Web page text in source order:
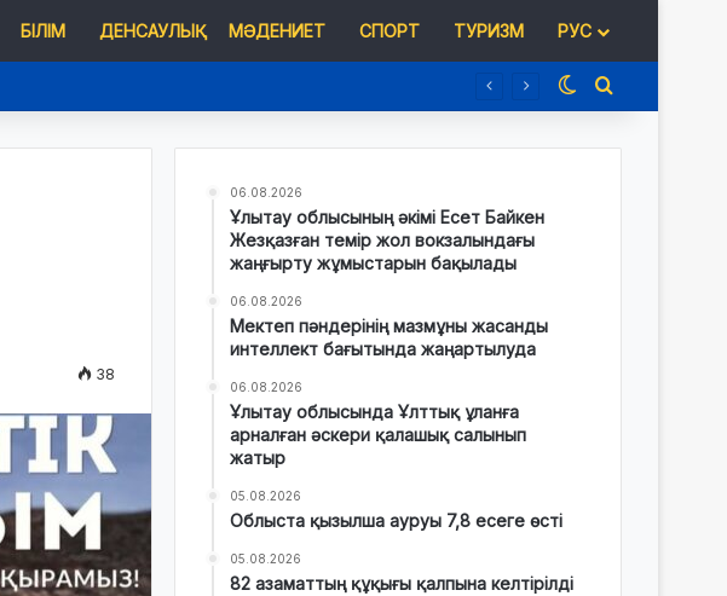
БІЛІМ ДЕНСАУЛЫҚ МӘДЕНИЕТ СПОРТ ТУРИЗМ РУС
Switch skin
Іздеу
38
06.08.2026
Ұлытау облысының әкімі Есет Байкен
Жезқазған темір жол вокзалындағы
жаңғырту жұмыстарын бақылады
06.08.2026
Мектеп пәндерінің мазмұны жасанды
интеллект бағытында жаңартылуда
06.08.2026
Ұлытау облысында Ұлттық ұланға
арналған әскери қалашық салынып
жатыр
05.08.2026
Облыста қызылша ауруы 7,8 есеге өсті
05.08.2026
82 азаматтың құқығы қалпына келтірілді